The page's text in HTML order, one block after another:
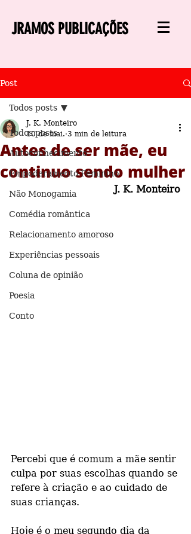
JRAMOS PUBLICAÇÕES
Post
Todos posts
Autoconhecimento
Empoderamento Feminino
Não Monogamia
Comédia romântica
Relacionamento amoroso
Experiências pessoais
Coluna de opinião
Poesia
Conto
Todos posts
Antes de ser mãe, eu
continuo sendo mulher
J. K. Monteiro
10 de mai. 3 min de leitura
J. K. Monteiro
Percebi que é comum a mãe sentir
culpa por suas escolhas quando se
refere à criação e ao cuidado de
suas crianças.
Hoje é o meu segundo dia da